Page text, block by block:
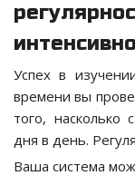
Успех в
времени вы
того, насколько
дня в день.
Ваша система